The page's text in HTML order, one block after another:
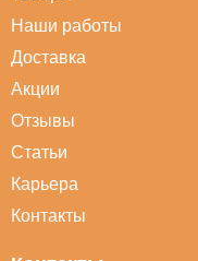
Наши работы
Доставка
Акции
Отзывы
Статьи
Карьера
Контакты